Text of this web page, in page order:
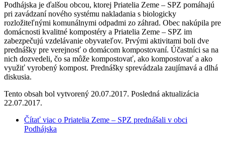
Podhájska je ďalšou obcou, ktorej Priatelia Zeme – SPZ pomáhajú
pri zavádzaní nového systému nakladania s biologicky
rozložiteľnými komunálnymi odpadmi zo záhrad. Obec nakúpila pre
domácnosti kvalitné kompostéry a Priatelia Zeme – SPZ im
zabezpečujú vzdelávanie obyvateľov. Prvými aktivitami boli dve
prednášky pre verejnosť o domácom kompostovaní. Účastníci sa na
nich dozvedeli, čo sa môže kompostovať, ako kompostovať a ako
využiť vyrobený kompost. Prednášky sprevádzala zaujímavá a dlhá
diskusia.
Tento obsah bol vytvorený 20.07.2017. Posledná aktualizácia
22.07.2017.
Čítať viac o Priatelia Zeme – SPZ prednášali v obci
Podhájska